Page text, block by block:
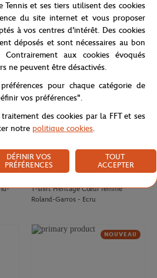
T-shirt Chic femme Galeries
Lafayette x Roland-Garros - Blanc
€
NOUVEAU
ROLAND GARROS 37,00 €
T-shirt Heritage Cœur femme
Roland-Garros - Ecru
NOUVEAU
Tennis et ses tiers utilisent des cookies
du site internet et vous proposer
à vos centres d'intérêt. Des cookies
déposés et sont nécessaires au bon
aux cookies évoqués
ne peuvent être désactivés.
pour chaque catégorie de
vos préférences".
des cookies par la FFT et ses
notre politique cookies.
DÉFINIR VOS
PRÉFÉRENCES
TOUT
ACCEPTER